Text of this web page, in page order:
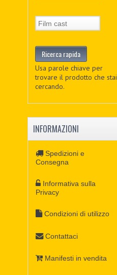
Usa parole chiave per
trovare il prodotto che stai
cercando.
INFORMAZIONI
Spedizioni e
Consegna
Informativa sulla
Privacy
Condizioni di utilizzo
Contattaci
Manifesti in vendita